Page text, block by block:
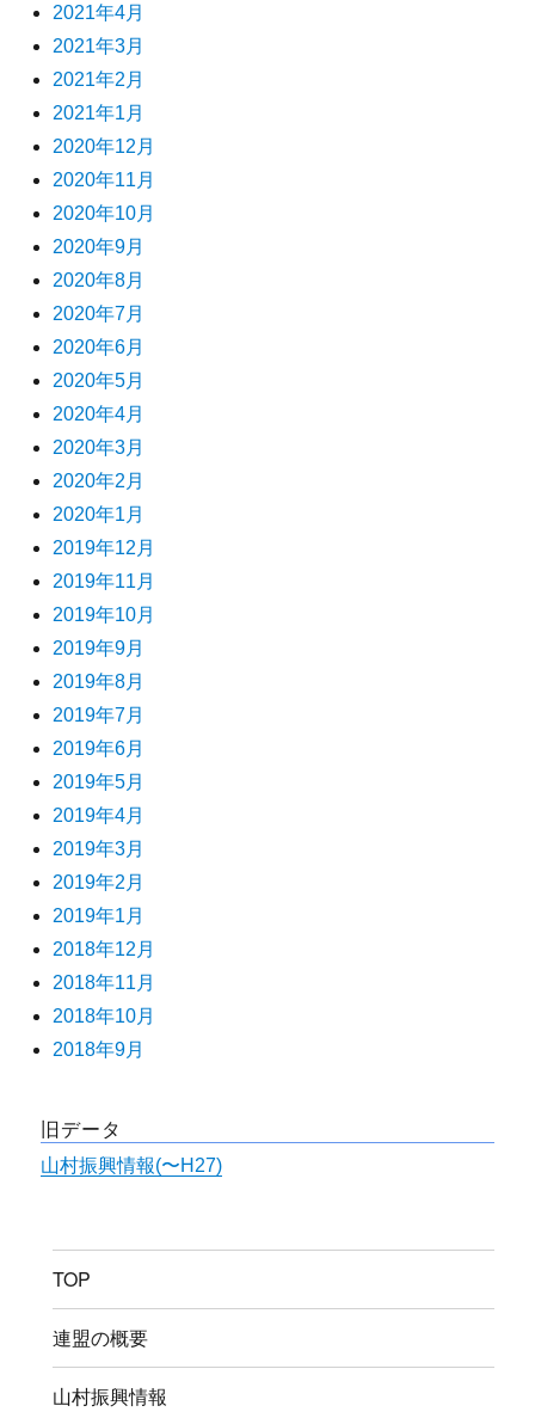
2021年4月
2021年3月
2021年2月
2021年1月
2020年12月
2020年11月
2020年10月
2020年9月
2020年8月
2020年7月
2020年6月
2020年5月
2020年4月
2020年3月
2020年2月
2020年1月
2019年12月
2019年11月
2019年10月
2019年9月
2019年8月
2019年7月
2019年6月
2019年5月
2019年4月
2019年3月
2019年2月
2019年1月
2018年12月
2018年11月
2018年10月
2018年9月
旧データ
山村振興情報(〜H27)
TOP
連盟の概要
山村振興情報